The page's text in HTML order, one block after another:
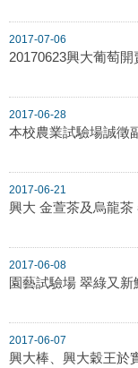
2017-07-06
20170623興大葡萄開
2017-06-28
本校農業試驗場誠徵
2017-06-21
興大 金萱茶及烏龍茶
2017-06-08
園藝試驗場 翠綠又新
2017-06-07
興大棒、興大穀王於